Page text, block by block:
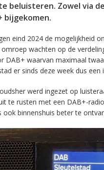
beluisteren. Zowel via
bijgekomen.
eind 2024 de mogelijkheid
wachten op de
DAB+ waarvan maximaal
er sinds deze week dus een
werd ingezet op
te rusten met een DAB+-
binnenshuis beter te